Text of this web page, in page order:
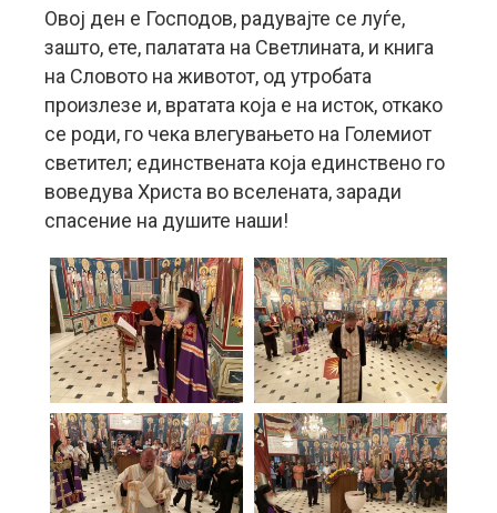
Овој ден е Господов, радувајте се луѓе,
зашто, ете, палатата на Светлината, и книга
на Словото на животот, од утробата
произлезе и, вратата која е на исток, откако
се роди, го чека влегувањето на Големиот
светител; единствената која единствено го
воведува Христа во вселената, заради
спасение на душите наши!